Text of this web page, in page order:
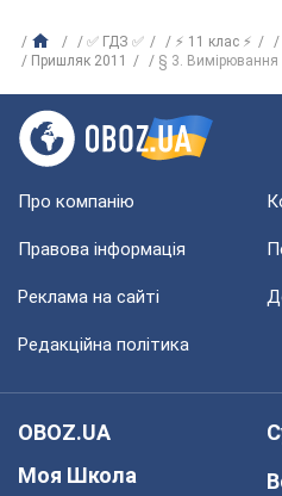
✅ ГДЗ ✅ ⚡ 11 клас ⚡
Пришляк 2011
§ 3. Вимірювання
Про компанію
Правова інформація
Реклама на сайті
Редакційна політика
OBOZ.UA
Моя Школа